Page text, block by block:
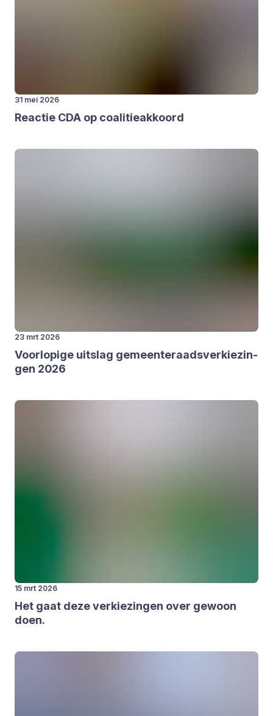
31 mei 2026
Reac­tie CDA op coa­li­tie­ak­koord
23 mrt 2026
Voor­lo­pi­ge uit­slag gemeen­te­raads­ver­kie­zin­
gen 2026
15 mrt 2026
Het gaat deze ver­kie­zin­gen over gewoon
doen.